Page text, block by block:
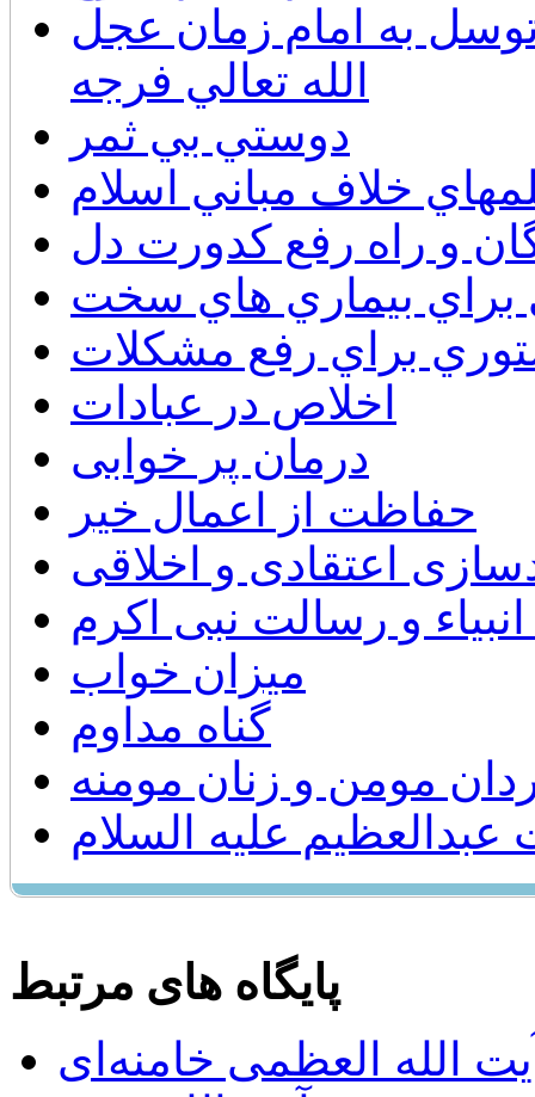
به امام زمان عجل
الله تعالي فرجه
دوستي بي ثمر
خلاف مباني اسلام
و راه رفع كدورت دل
براي بيماري هاي سخت
براي رفع مشكلات
اخلاص در عبادات
درمان پر خوابی
حفاظت از اعمال خیر
اعتقادی و اخلاقی
و رسالت نبی اکرم
میزان خواب
گناه مداوم
مومن و زنان مومنه
عليه السلام
پایگاه های مرتبط
الله العظمی خامنه‌ای